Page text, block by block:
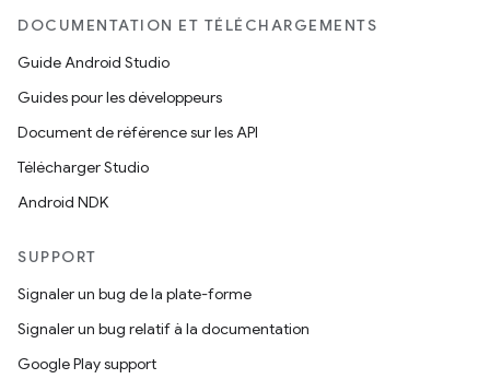
DOCUMENTATION ET TÉLÉCHARGEMENTS
Guide Android Studio
Guides pour les développeurs
Document de référence sur les API
Télécharger Studio
Android NDK
SUPPORT
Signaler un bug de la plate-forme
Signaler un bug relatif à la documentation
Google Play support